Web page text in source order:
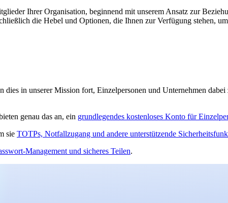
Ihrer Organisation, beginnend mit unserem Ansatz zur
die Hebel und Optionen, die Ihnen zur Verfügung stehen,
in unserer Mission fort, Einzelpersonen und Unternehmen
genau das an, ein grundlegendes kostenloses Konto für
sie TOTPs, Notfallzugang und andere unterstützende
Management und sicheres Teilen.